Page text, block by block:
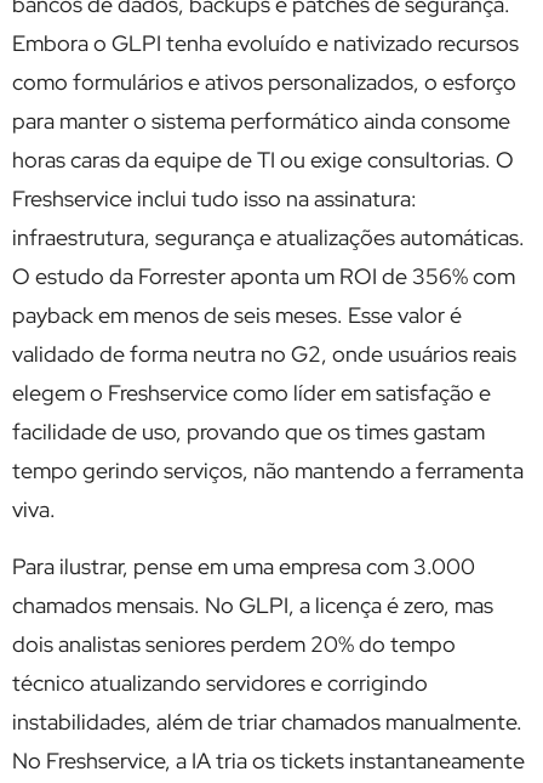
Embora o GLPI tenha evoluído e nativizado recursos
como formulários e ativos personalizados, o esforço
para manter o sistema performático ainda consome
horas caras da equipe de TI ou exige consultorias. O
Freshservice inclui tudo isso na assinatura:
infraestrutura, segurança e atualizações automáticas.
O estudo da Forrester aponta um ROI de 356% com
payback em menos de seis meses. Esse valor é
validado de forma neutra no G2, onde usuários reais
elegem o Freshservice como líder em satisfação e
facilidade de uso, provando que os times gastam
tempo gerindo serviços, não mantendo a ferramenta
viva.
Para ilustrar, pense em uma empresa com 3.000
chamados mensais. No GLPI, a licença é zero, mas
dois analistas seniores perdem 20% do tempo
técnico atualizando servidores e corrigindo
instabilidades, além de triar chamados manualmente.
No Freshservice, a IA tria os tickets instantaneamente